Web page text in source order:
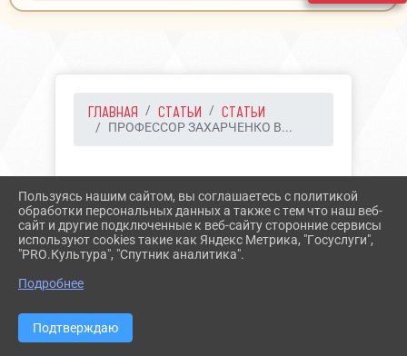
ГЛАВНАЯ СТАТЬИ СТАТЬИ
ПРОФЕССОР ЗАХАРЧЕНКО В...
ПРОФЕССОР ЗАХАРЧЕНКО
В ЕССЕНТУКАХ
Пользуясь нашим сайтом, вы соглашаетесь с политикой
обработки персональных данных а также с тем что наш веб-
сайт и другие подключенные к веб-сайту сторонние сервисы
используют cookies такие как Яндекс Метрика, "Госуслуги",
"PRO.Культура", "Спутник аналитика".
Подробнее
Подтверждаю